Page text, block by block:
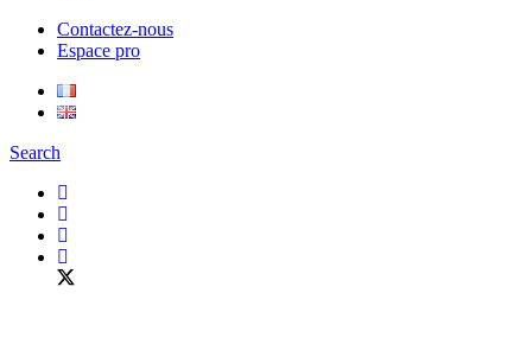
Contactez-nous
Espace pro
Search